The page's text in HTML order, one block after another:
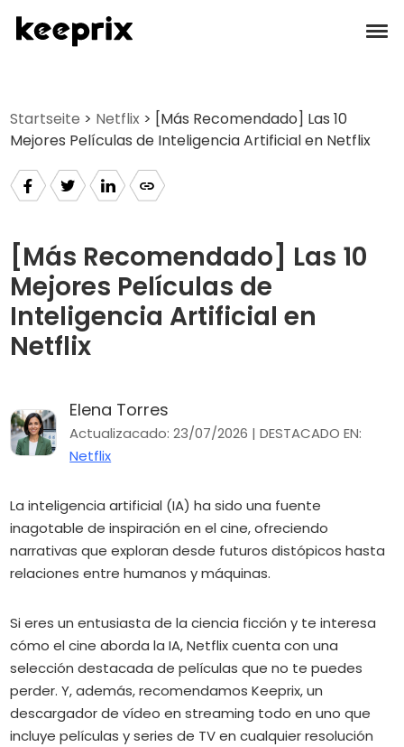
Reseñas
Precios
Soporte
Tutoriales
Descargar
Languages
Startseite > Netflix > [Más Recomendado] Las 10
Mejores Películas de Inteligencia Artificial en Netflix
[Más Recomendado] Las 10
Mejores Películas de
Inteligencia Artificial en
Netflix
Elena Torres
Actualizacado: 23/07/2026 | DESTACADO EN:
Netflix
La inteligencia artificial (IA) ha sido una fuente
inagotable de inspiración en el cine, ofreciendo
narrativas que exploran desde futuros distópicos hasta
relaciones entre humanos y máquinas.
Si eres un entusiasta de la ciencia ficción y te interesa
cómo el cine aborda la IA, Netflix cuenta con una
selección destacada de películas que no te puedes
perder. Y, además, recomendamos Keeprix, un
descargador de vídeo en streaming todo en uno que
incluye películas y series de TV en cualquier resolución